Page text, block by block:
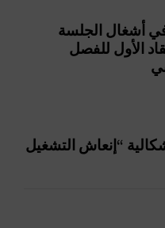
أشغال الجلسة
الأول للفصل
“إنعاش التشغيل